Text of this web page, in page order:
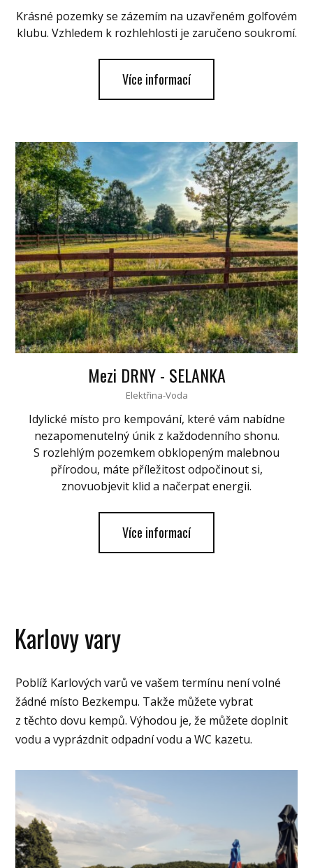
Krásné pozemky se zázemím na uzavřeném golfovém
klubu. Vzhledem k rozhlehlosti je zaručeno soukromí.
Více informací
Mezi DRNY - SELANKA
Elektřina-Voda
Idylické místo pro kempování, které vám nabídne
nezapomenutelný únik z každodenního shonu.
S rozlehlým pozemkem obklopeným malebnou
přírodou, máte příležitost odpočinout si,
znovuobjevit klid a načerpat energii.
Více informací
Karlovy vary
Poblíž Karlových varů ve vašem termínu není volné
žádné místo Bezkempu. Takže můžete vybrat
z těchto dovu kempů. Výhodou je, že můžete doplnit
vodu a vyprázdnit odpadní vodu a WC kazetu.